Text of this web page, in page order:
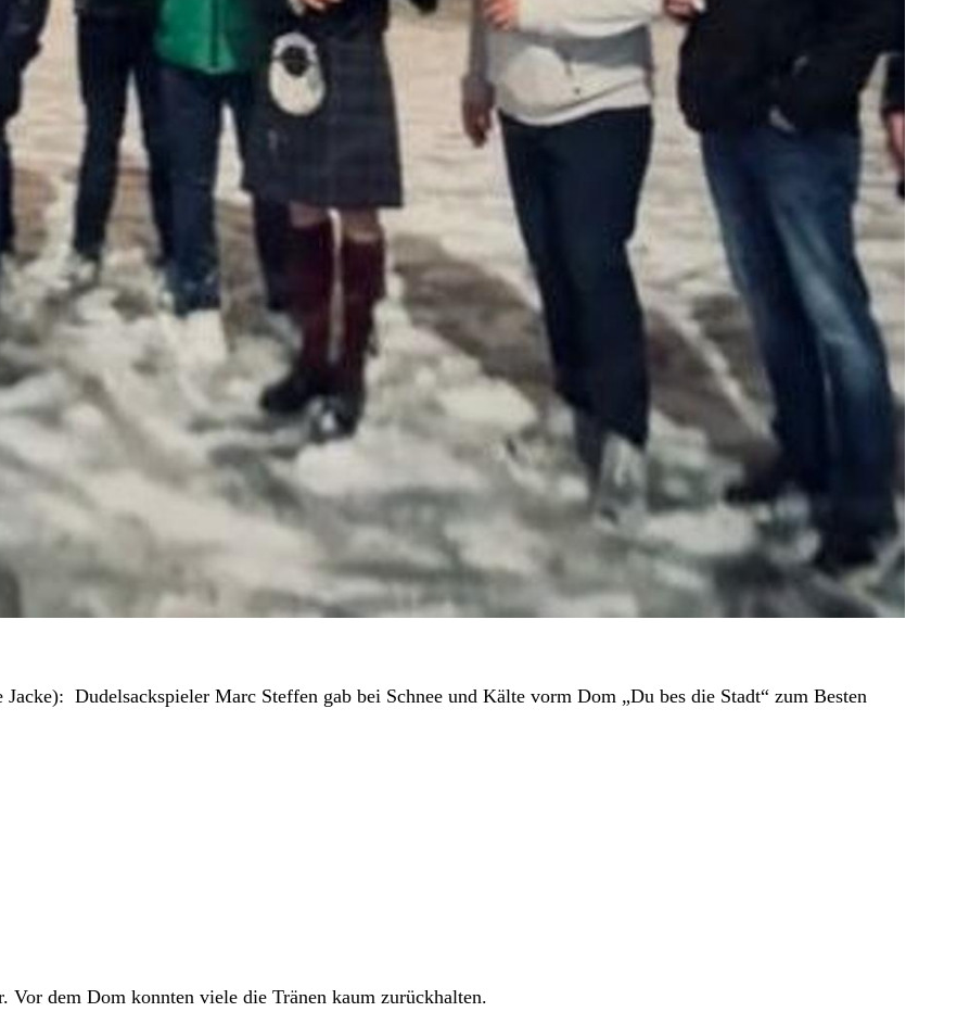
Dudelsackspieler Marc Steffen gab bei Schnee und Kälte vorm Dom „Du bes die Stadt“ zum Besten
Vor dem Dom konnten viele die Tränen kaum zurückhalten.